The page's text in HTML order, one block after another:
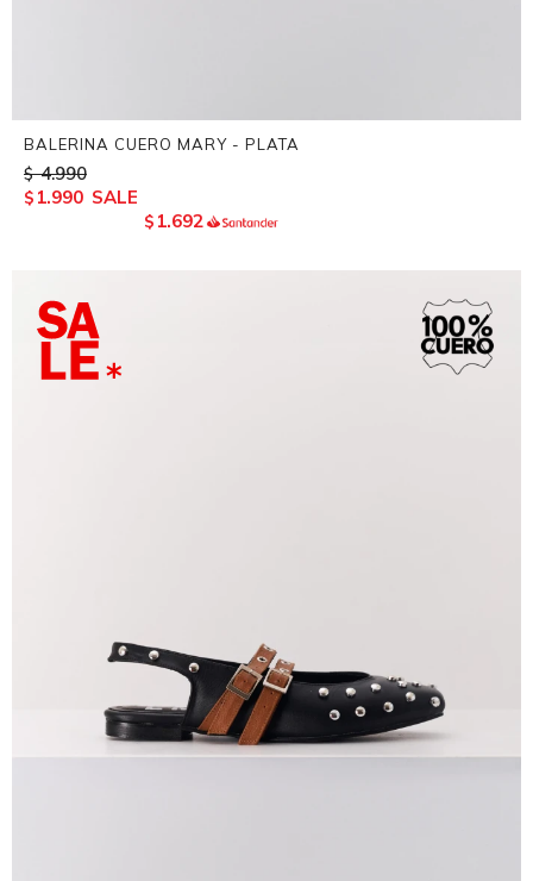
BALERINA CUERO MARY - PLATA
$ 4.990
$ 1.990
$ 1.692